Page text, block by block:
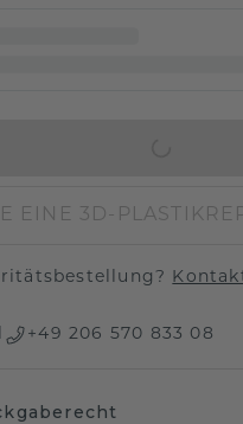
EINE 3D-
+49 206 570 833 08